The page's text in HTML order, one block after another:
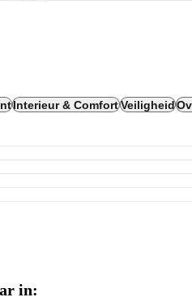
Interieur & ComfortVeiligheid
in: